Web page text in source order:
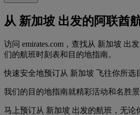
从 新加坡 出发的阿联酋
访问 emirates.com，查找从 新加坡
们的航班时刻表和目的地指南。
快速安全地预订从 新加坡 飞往你所选
我们的目的地指南就精彩活动和名胜
马上预订从 新加坡 出发的航班，无论